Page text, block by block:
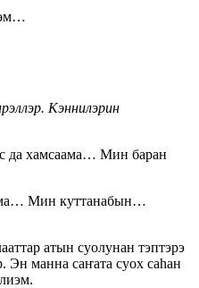
Кэннилэрин
хамсаама… Мин баран
Мин куттанабын…
атын суолунан тэптэрэ
Эн манна саҥата суох саһан